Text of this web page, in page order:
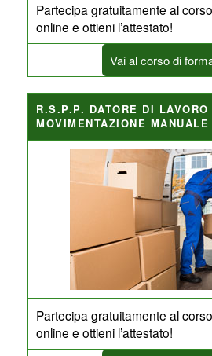
Partecipa gratuitamente al
online e ottieni l’attestato!
Vai al corso di
R.S.P.P. DATORE DI LAVORO
MOVIMENTAZIONE
Partecipa gratuitamente al
online e ottieni l’attestato!